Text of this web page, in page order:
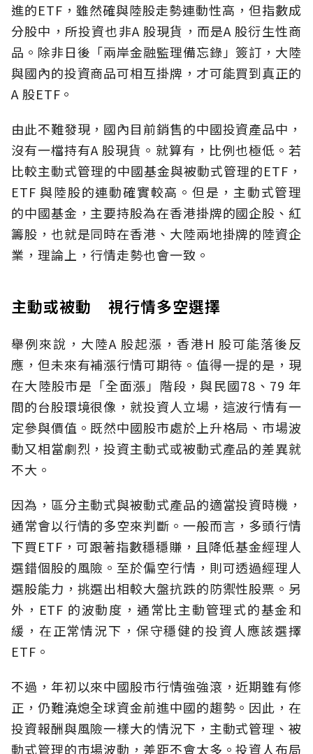
進的ETF，雖然確與陸股走勢連動性高，但指數成
分股中，所投資也非A 股現貨，而是A 股衍生性商
品。除非日後「兩岸金融監理備忘錄」簽訂，大陸
與國內的投資商品可相互掛牌，才可能買到真正的
A 股ETF。
由此不難發現，國內目前銷售的中國投資產品中，
沒有一檔持有A 股現貨。就算有，比例也極低。若
比較主動式管理的中國基金與被動式管理的ETF，
ETF 與陸股的連動確實較高。但是，主動式管理
的中國基金，主要持股為在香港掛牌的國企股、紅
籌股，也就是同時在香港、大陸兩地掛牌的陸資企
業，理論上，行情走勢也會一致。
主動或被動 視行情多空選擇
舉例來說，大陸A 股起漲，香港H 股可能落後反
應，但未來有補漲行情可期待。值得一提的是，現
在大陸股市是「全面漲」階段，與民國78、79 年
間的台股環境很像，就投資人立場，這波行情有一
定參與價值。既然中國股市處於上升格局、市場波
動又相當劇烈，投資主動式或被動式產品的差異就
不大。
因為，區分主動式與被動式產品的適當投資時機，
通常會以行情的多空來判斷。一般而言，多頭行情
下買ETF，可跟著指數穩穩賺，且降低基金經理人
選錯個股的風險。至於偏空行情，則可透過經理人
選股能力，挑選出相較大盤抗跌的防禦性股票。另
外，ETF 的波動度，通常比主動管理式的基金和
緩，在正常情況下，保守穩健的投資人應該選擇
ETF。
不過，年初以來中國股市行情強強滾，近期雖有修
正，仍難澆熄全球資金前進中國的趨勢。因此，在
投資報酬與風險一樣大的情況下，主動式管理、被
動式管理的市場波動，差距不會太多。投資人布局